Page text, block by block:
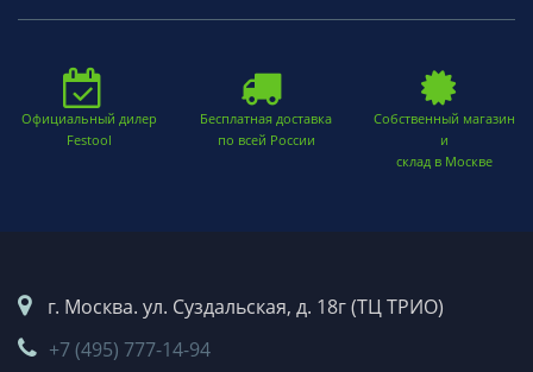
Официальный дилер
Festool
Бесплатная доставка
по всей России
Собственный магазин
и
склад в Москве
г. Москва. ул. Суздальская, д. 18г (ТЦ ТРИО)
+7 (495) 777-14-94